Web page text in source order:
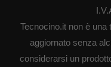
Tecnocino.it non è
aggiornato senza
considerarsi un